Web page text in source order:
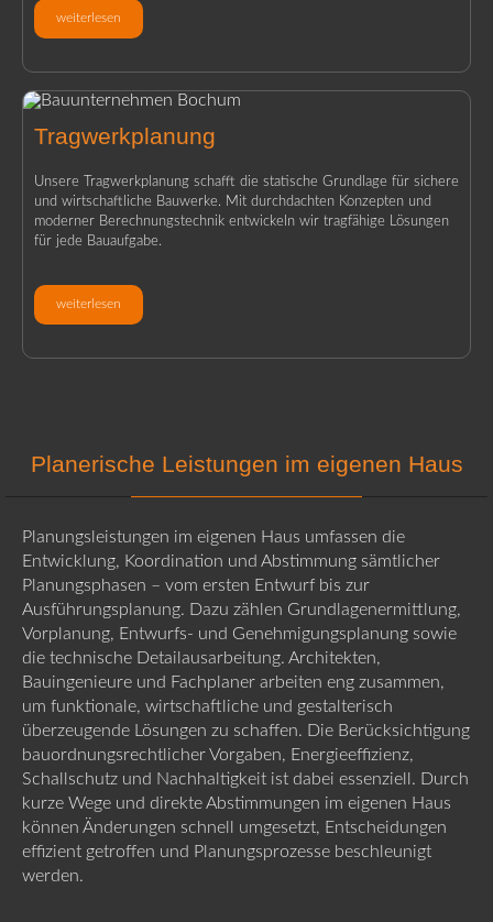
weiterlesen
Tragwerkplanung
Unsere Tragwerkplanung schafft die statische Grundlage für sichere
und wirtschaftliche Bauwerke. Mit durchdachten Konzepten und
moderner Berechnungstechnik entwickeln wir tragfähige Lösungen
für jede Bauaufgabe.
weiterlesen
Planerische Leistungen im eigenen Haus
Planungsleistungen im eigenen Haus umfassen die
Entwicklung, Koordination und Abstimmung sämtlicher
Planungsphasen – vom ersten Entwurf bis zur
Ausführungsplanung. Dazu zählen Grundlagenermittlung,
Vorplanung, Entwurfs- und Genehmigungsplanung sowie
die technische Detailausarbeitung. Architekten,
Bauingenieure und Fachplaner arbeiten eng zusammen,
um funktionale, wirtschaftliche und gestalterisch
überzeugende Lösungen zu schaffen. Die Berücksichtigung
bauordnungsrechtlicher Vorgaben, Energieeffizienz,
Schallschutz und Nachhaltigkeit ist dabei essenziell. Durch
kurze Wege und direkte Abstimmungen im eigenen Haus
können Änderungen schnell umgesetzt, Entscheidungen
effizient getroffen und Planungsprozesse beschleunigt
werden.